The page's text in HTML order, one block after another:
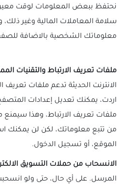
نحتفظ ببعض المعلومات لوقت معين
سلامة المعاملات المالية وغير
معلوماتك الشخصية بالاضافة
ملفات تعريف الارتباط والتقنيات
الانترنت الحديثة تدعم ملفات تعريف
اردت، يمكنك تعديل إعدادات
ملفات تعريف الارتباط، وهذا
من تتبع معلوماتك، لكن لن يمكنك
الموقع، أو تسجيل الدخول.
الانسحاب من حملات التسويق
المرسل. على أي حال، حتى ولو